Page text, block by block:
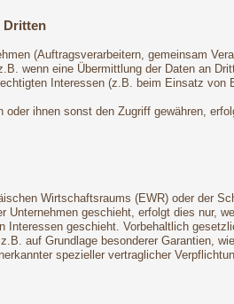
Dritten
(Auftragsverarbeitern, gemeinsam
wenn eine Übermittlung der Daten an
Interessen (z.B. beim Einsatz von
ihnen sonst den Zugriff gewähren,
Wirtschaftsraums (EWR) oder der
geschieht, erfolgt dies nur,
geschieht. Vorbehaltlich
auf Grundlage besonderer Garantien,
spezieller vertraglicher